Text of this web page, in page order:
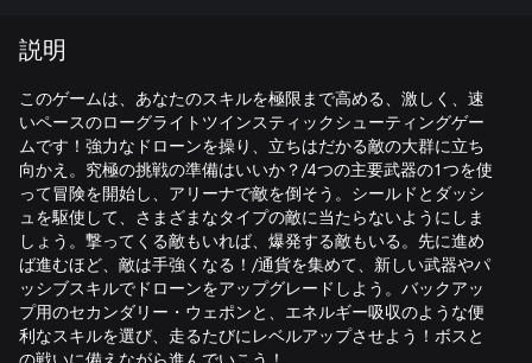
説明
このゲームは、あなたのスキルを極限まで高める、激しく、速
いペースのローグライトツインスティックシューティングゲー
ムです！強力なドローンを操り、立ちはだかる敵の大群に立ち
向かえ。究極の挑戦の準備はいいか？/4つの主要武器の1つを使
って冒険を開始し、アリーナで敵を倒そう。シールドとダッシ
ュを駆使して、さまざまなタイプの敵に当たらないようにしま
しょう。撃ってくる敵もいれば、爆発する敵もいる。先に進め
ば進むほど、敵は手強くなる！/通貨を集めて、新しい武器やパ
ッシブスキルでドローンをアップグレードしよう。バックアッ
プ用のセカンダリー・ウェポンと、エネルギー吸収のような便
利なスキルを選び、走るたびにレベルアップさせよう！ボスと